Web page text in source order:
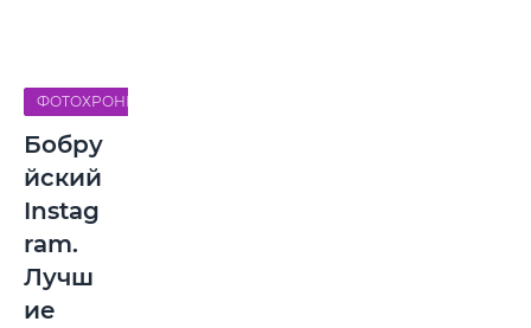
ФОТОХРОНИКА
Бобру
йский
Instag
ram.
Лучш
ие